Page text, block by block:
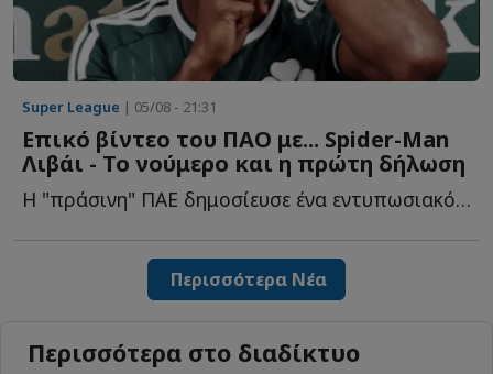
Super League | 05/08 - 21:31
Επικό βίντεο του ΠΑΟ με... Spider-Man
Λιβάι - Το νούμερο και η πρώτη δήλωση
Η "πράσινη" ΠΑΕ δημοσίευσε ένα εντυπωσιακό βίντεο με τ...
Περισσότερα Νέα
Περισσότερα στο διαδίκτυο